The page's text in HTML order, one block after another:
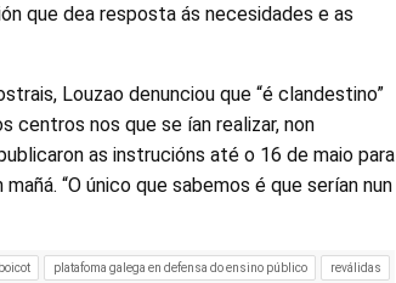
que dea resposta ás necesidades e as
Louzao denunciou que “é clandestino”
centros nos que se ían realizar, non
as instrucións até o 16 de maio para
“O único que sabemos é que serían nun
boicot platafoma galega en defensa do ensino público reválidas